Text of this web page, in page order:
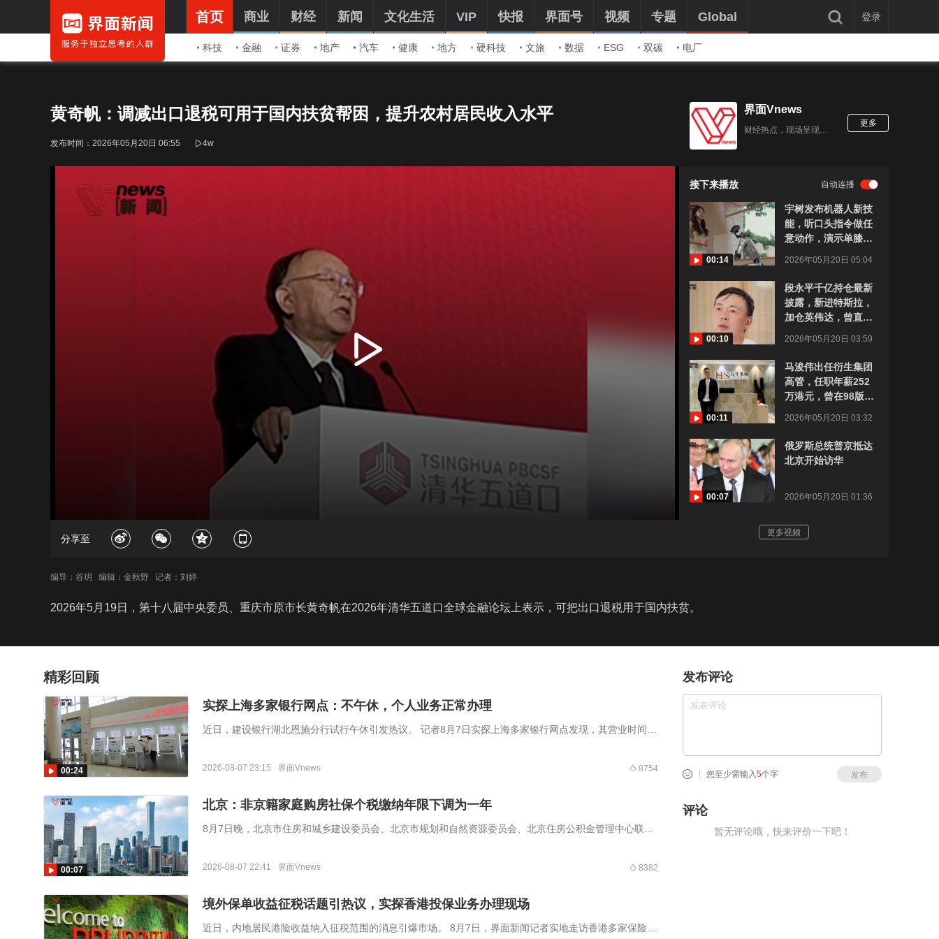
首页
科技 金融 证券 地产 汽车 健康 地方 硬科技 文旅 数据 ESG 双碳 电厂
商业 财经 新闻 文化生活 VIP 快报 界面号 视频 专题 Global 登录
黄奇帆：调减出口退税可用于国内扶贫帮困，提升农村居民收入水平
发布时间： 2026年05月20日 06:55 4w
界面Vnews
财经热点，现场呈现 聚焦财经商业领域视频报道
更多
放
分享至
接下来播放 自动连播
00:14
宇树发布机器人新技
能，听口头指令做任
意动作，演示单膝跪
2026年05月20日 05:04
00:10
段永平千亿持仓最新
披露，新进特斯拉，
加仓英伟达，曾直言
2026年05月20日 03:59
00:11
马浚伟出任衍生集团
高管，任职年薪252
万港元，曾在98版
2026年05月20日 03:32
00:07
俄罗斯总统普京抵达
北京开始访华
2026年05月20日 01:36
更多视频
编导：谷玥 编辑：金秋野 记者：刘婷
2026年5月19日，第十八届中央委员、重庆市原市长黄奇帆在2026年清华五道口全球金融论坛上表示，可把出口退税用于国内扶贫。
精彩回顾
00:24
实探上海多家银行网点：不午休，个人业务正常办理
近日，建设银行湖北恩施分行试行午休引发热议。 记者8月7日实探上海多家银行网点发现，其营业时间大
行午休的通知。
2026-08-07 23:15 界面Vnews 8754
00:07
北京：非京籍家庭购房社保个税缴纳年限下调为一年
8月7日晚，北京市住房和城乡建设委员会、北京市规划和自然资源委员会、北京住房公积金管理中心联合
社保或个税缴纳年限由“2年”，调减为“1年”。
2026-08-07 22:41 界面Vnews 8382
境外保单收益征税话题引热议，实探香港投保业务办理现场
近日，内地居民港险收益纳入征税范围的消息引爆市场。 8月7日，界面新闻记者实地走访香港多家保险机
发布评论
您至少需输入 5个字 发布
评论
暂无评论哦，快来评价一下吧！